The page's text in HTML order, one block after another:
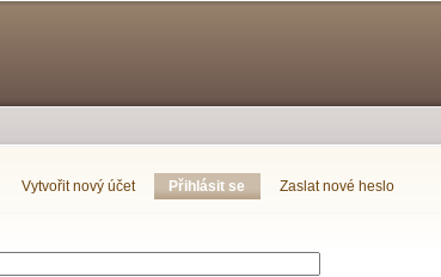
Vytvořit nový účet Přihlásit se (aktivní záložka)
Zaslat nové heslo